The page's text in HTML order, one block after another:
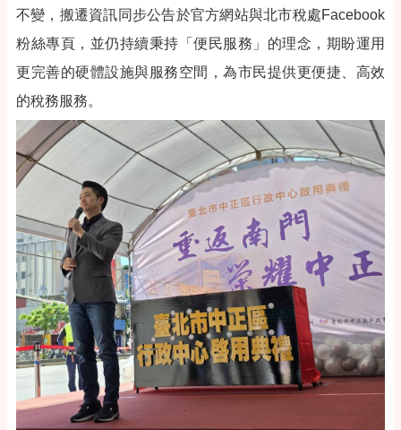
不變，搬遷資訊同步公告於官方網站與北市稅處Facebook
粉絲專頁，並仍持續秉持「便民服務」的理念，期盼運用
更完善的硬體設施與服務空間，為市民提供更便捷、高效
的稅務服務。